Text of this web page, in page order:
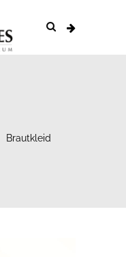
Brautkleid